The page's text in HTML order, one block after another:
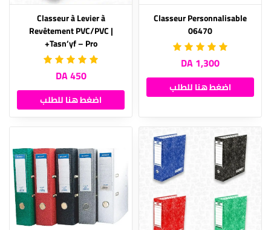
Classeur Personnalisable
06470
1,300 DA
اضغط هنا للطلب
Classeur à Levier à
Revêtement PVC/PVC |
Tasn’yf – Pro+
450 DA
اضغط هنا للطلب